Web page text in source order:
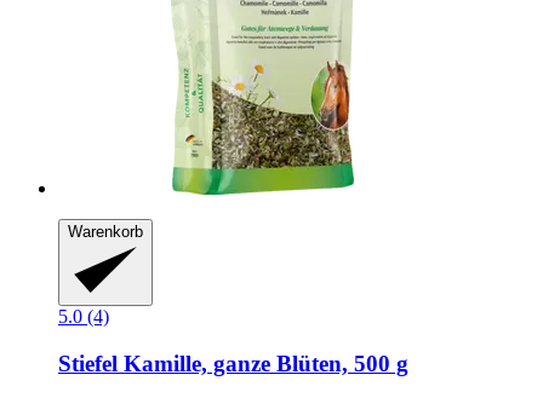
Warenkorb
5.0 (4)
Stiefel Kamille, ganze Blüten, 500 g